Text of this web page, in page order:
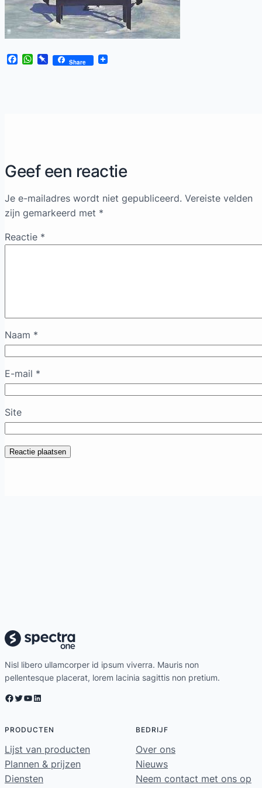
Facebook
WhatsApp
Pinboard
Share
Geef een reactie
Je e-mailadres wordt niet gepubliceerd. Vereiste velden
zijn gemarkeerd met *
Reactie *
Naam *
E-mail *
Site
Nisl libero ullamcorper id ipsum viverra. Mauris non
pellentesque placerat, lorem lacinia sagittis non pretium.
Facebook Twitter YouTube LinkedIn
PRODUCTEN
Lijst van producten
Plannen & prijzen
Diensten
BEDRIJF
Over ons
Nieuws
Neem contact met ons op